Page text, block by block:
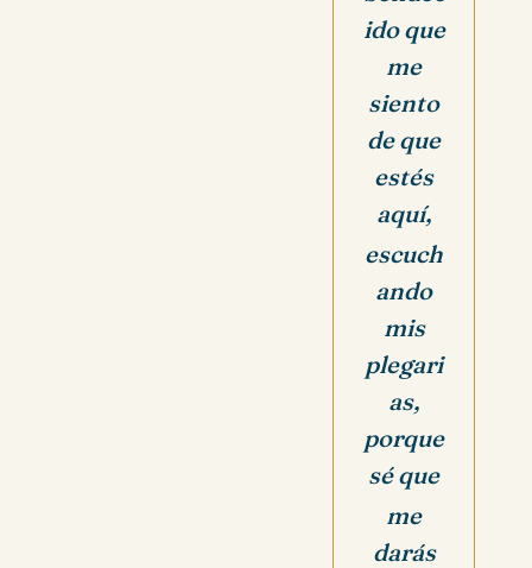
ido que
me
siento
de que
estés
aquí,
escuch
ando
mis
plegari
as,
porque
sé que
me
darás